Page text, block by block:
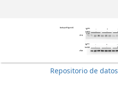
Repositorio de